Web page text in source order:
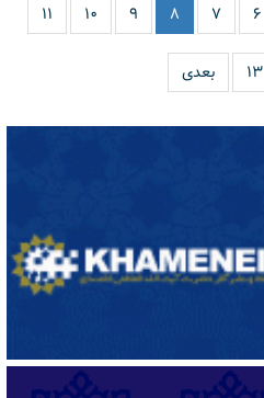
۶ ۷ ۸ ۹ ۱۰ ۱۱
۱۳ بعدی